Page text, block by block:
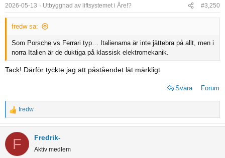
o
n
2026-05-13 Utbyggnad av liftsystemet i Åre!? #3,250
fredw sa:
Som Porsche vs Ferrari typ… Italienarna är inte jättebra på allt, men i
norra Italien är de duktiga på klassisk elektromekanik.
Tack! Därför tyckte jag att påståendet lät märkligt
Svara Forum
R
e
a
t
fredw
F Fredrik-
Aktiv medlem